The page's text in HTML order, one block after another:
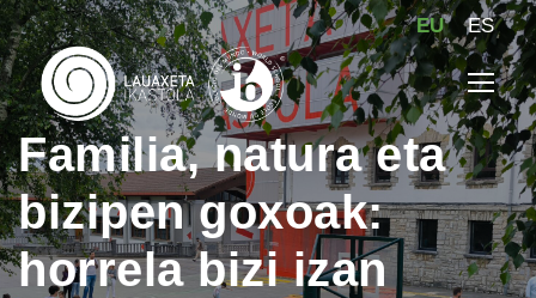
EU ES
Familia, natura eta
bizipen goxoak:
horrela bizi izan